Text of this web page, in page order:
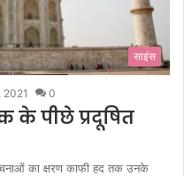
साइंस
2021 0
के पीछे प्रदूषित
का क्षरण काफी हद तक उनके